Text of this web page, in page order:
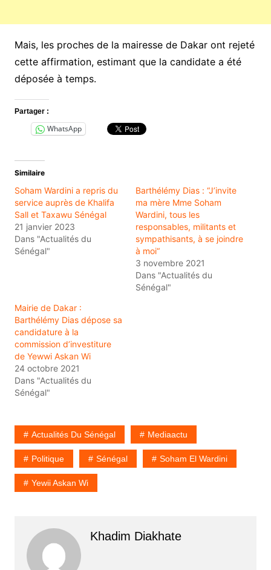
Mais, les proches de la mairesse de Dakar ont rejeté
cette affirmation, estimant que la candidate a été
déposée à temps.
Partager :
WhatsApp
Similaire
Soham Wardini a repris du
service auprès de Khalifa
Sall et Taxawu Sénégal
21 janvier 2023
Dans "Actualités du
Sénégal"
Barthélémy Dias : “J’invite
ma mère Mme Soham
Wardini, tous les
responsables, militants et
sympathisants, à se joindre
à moi“
3 novembre 2021
Dans "Actualités du
Sénégal"
Mairie de Dakar :
Barthélémy Dias dépose sa
candidature à la
commission d’investiture
de Yewwi Askan Wi
24 octobre 2021
Dans "Actualités du
Sénégal"
Actualités Du Sénégal Mediaactu
Politique Sénégal Soham El Wardini
Yewii Askan Wi
Khadim Diakhate